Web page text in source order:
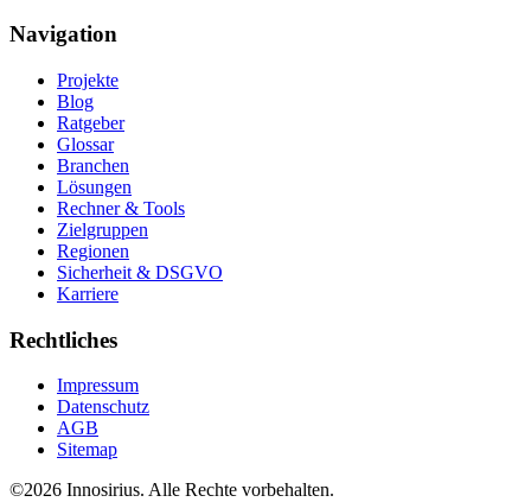
Navigation
Projekte
Blog
Ratgeber
Glossar
Branchen
Lösungen
Rechner & Tools
Zielgruppen
Regionen
Sicherheit & DSGVO
Karriere
Rechtliches
Impressum
Datenschutz
AGB
Sitemap
©2026 Innosirius. Alle Rechte vorbehalten.